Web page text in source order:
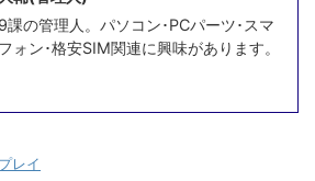
課の管理人。パソコン･PCパーツ･スマ
ォン･格安SIM関連に興味があります。
レイ